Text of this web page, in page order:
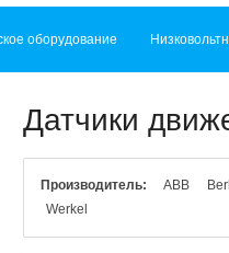
оборудование
Датчики
Производитель: ABB
Werkel